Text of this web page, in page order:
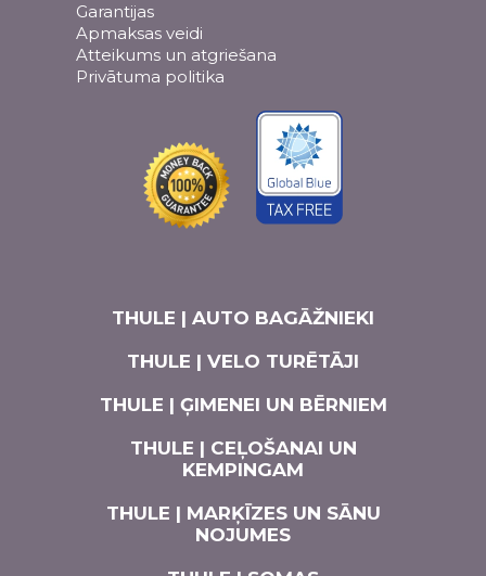
Garantijas
Apmaksas veidi
Atteikums un atgriešana
Privātuma politika
THULE | AUTO BAGĀŽNIEKI
THULE | VELO TURĒTĀJI
THULE | ĢIMENEI UN BĒRNIEM
THULE | CEĻOŠANAI UN
KEMPINGAM
THULE | MARĶĪZES UN SĀNU
NOJUMES